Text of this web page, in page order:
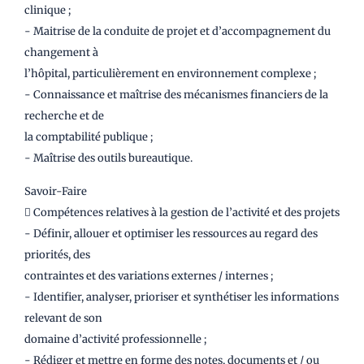
clinique ;
- Maitrise de la conduite de projet et d’accompagnement du
changement à
l’hôpital, particulièrement en environnement complexe ;
- Connaissance et maîtrise des mécanismes financiers de la
recherche et de
la comptabilité publique ;
- Maîtrise des outils bureautique.
Savoir-Faire
 Compétences relatives à la gestion de l’activité et des projets
- Définir, allouer et optimiser les ressources au regard des
priorités, des
contraintes et des variations externes / internes ;
- Identifier, analyser, prioriser et synthétiser les informations
relevant de son
domaine d’activité professionnelle ;
- Rédiger et mettre en forme des notes, documents et / ou